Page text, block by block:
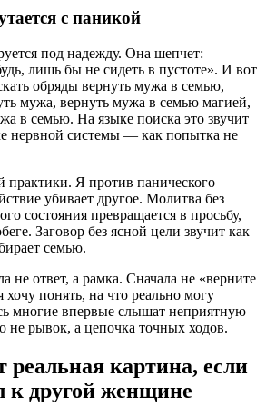
с паникой
под надежду. Она шепчет:
лишь бы не сидеть в пустоте». И вот
обряды вернуть мужа в семью,
мужа, вернуть мужа в семью магией,
в семью. На языке поиска это звучит
нервной системы — как попытка не
практики. Я против панического
убивает другое. Молитва без
состояния превращается в просьбу,
Заговор без ясной цели звучит как
семью.
не ответ, а рамка. Сначала не «верните
хочу понять, на что реально могу
многие впервые слышат неприятную
не рывок, а цепочка точных ходов.
реальная картина, если
к другой женщине